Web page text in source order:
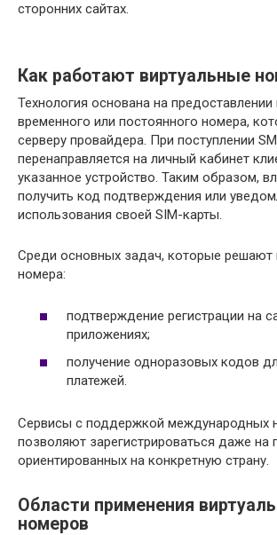
сторонних сайтах.
Как работают виртуальные
Технология основана на
временного или постоянного номера,
серверу провайдера. При поступлении
перенаправляется на личный кабинет
указанное устройство. Таким образом,
получить код подтверждения или
использования своей SIM-карты.
Среди основных задач, которые решают
номера:
подтверждение регистрации на
приложениях;
получение одноразовых кодов
платежей.
Сервисы с поддержкой международных
позволяют зарегистрироваться даже на
ориентированных на конкретную страну.
Области применения
номеров